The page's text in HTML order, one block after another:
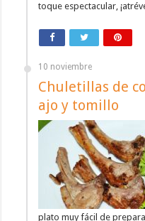
toque espectacular,
10 noviembre
Chuletillas de
ajo y tomillo
plato muy fácil de